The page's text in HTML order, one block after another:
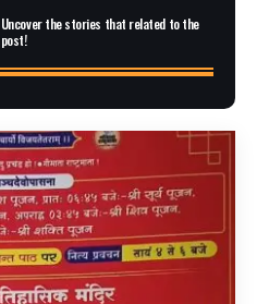
Uncover the stories that related to the
post!